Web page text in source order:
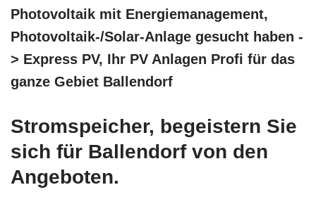
Photovoltaik mit Energiemanagement,
Photovoltaik-/Solar-Anlage gesucht haben -
> Express PV, Ihr PV Anlagen Profi für das
ganze Gebiet Ballendorf
Stromspeicher, begeistern Sie
sich für Ballendorf von den
Angeboten.